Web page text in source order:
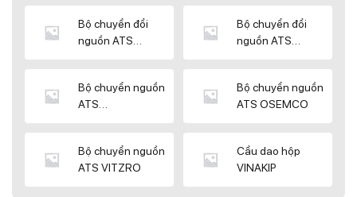
Bộ chuyển đổi
nguồn ATS
Bộ chuyển đổi
nguồn ATS
Bộ chuyển nguồn
ATS
Bộ chuyển nguồn
ATS OSEMCO
Bộ chuyển nguồn
ATS VITZRO
Cầu dao hộp
VINAKIP